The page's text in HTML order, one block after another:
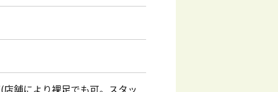
舗により裸足でも可。スタッ